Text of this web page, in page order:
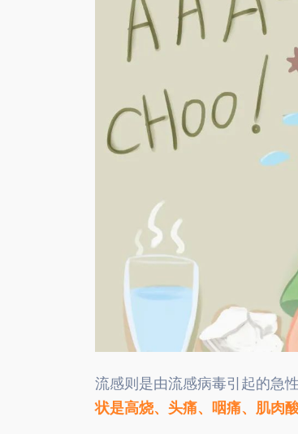
流感则是由流感病毒引起的急
状是高烧、头痛、咽痛、肌肉酸